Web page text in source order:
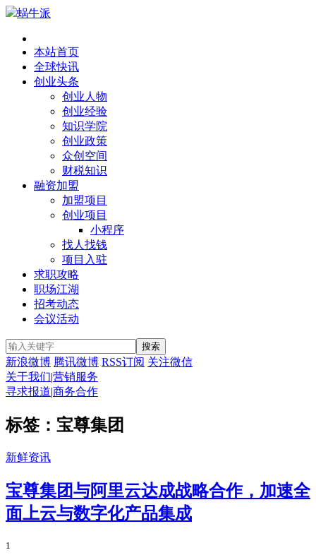
蜗牛派
本站首页
全球快讯
创业头条
创业人物
创业经验
知识学院
创业政策
众创空间
财税知识
融资加盟
加盟项目
创业项目
小程序
找人找钱
项目入驻
求职攻略
职场江湖
招考动态
会议活动
新浪微博 腾讯微博 RSS订阅 关注微信
关于我们|营销服务
寻求报道|商务合作
标签：宝尊集团
新鲜资讯
宝尊集团与阿里云达成战略合作，加速全
面上云与数字化产品集成
1